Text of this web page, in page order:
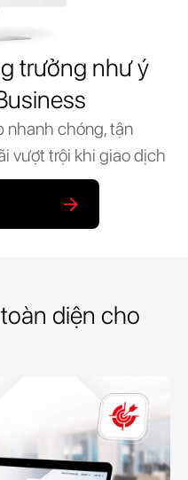
trưởng như ý
nhanh chóng, tận
vượt trội khi giao dịch
diện cho